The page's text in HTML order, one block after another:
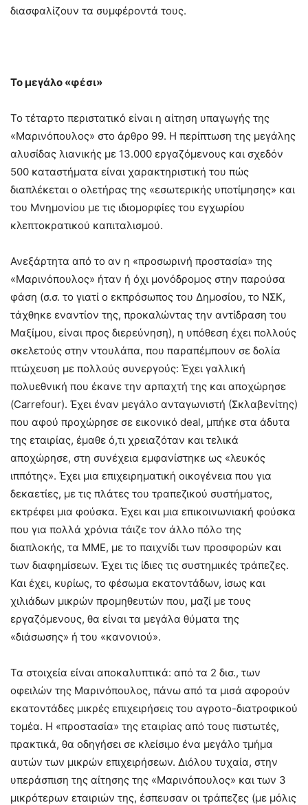
διασφαλίζουν τα συμφέροντά τους.
Το μεγάλο «φέσι»
Το τέταρτο περιστατικό είναι η αίτηση υπαγωγής της
«Μαρινόπουλος» στο άρθρο 99. Η περίπτωση της μεγάλης
αλυσίδας λιανικής με 13.000 εργαζόμενους και σχεδόν
500 καταστήματα είναι χαρακτηριστική του πώς
διαπλέκεται ο ολετήρας της «εσωτερικής υποτίμησης» και
του Μνημονίου με τις ιδιομορφίες του εγχωρίου
κλεπτοκρατικού καπιταλισμού.
Ανεξάρτητα από το αν η «προσωρινή προστασία» της
«Μαρινόπουλος» ήταν ή όχι μονόδρομος στην παρούσα
φάση (σ.σ. το γιατί ο εκπρόσωπος του Δημοσίου, το ΝΣΚ,
τάχθηκε εναντίον της, προκαλώντας την αντίδραση του
Μαξίμου, είναι προς διερεύνηση), η υπόθεση έχει πολλούς
σκελετούς στην ντουλάπα, που παραπέμπουν σε δολία
πτώχευση με πολλούς συνεργούς: Έχει γαλλική
πολυεθνική που έκανε την αρπαχτή της και αποχώρησε
(Carrefour). Έχει έναν μεγάλο ανταγωνιστή (Σκλαβενίτης)
που αφού προχώρησε σε εικονικό deal, μπήκε στα άδυτα
της εταιρίας, έμαθε ό,τι χρειαζόταν και τελικά
αποχώρησε, στη συνέχεια εμφανίστηκε ως «λευκός
ιππότης». Έχει μια επιχειρηματική οικογένεια που για
δεκαετίες, με τις πλάτες του τραπεζικού συστήματος,
εκτρέφει μια φούσκα. Έχει και μια επικοινωνιακή φούσκα
που για πολλά χρόνια τάιζε τον άλλο πόλο της
διαπλοκής, τα ΜΜΕ, με το παιχνίδι των προσφορών και
των διαφημίσεων. Έχει τις ίδιες τις συστημικές τράπεζες.
Και έχει, κυρίως, το φέσωμα εκατοντάδων, ίσως και
χιλιάδων μικρών προμηθευτών που, μαζί με τους
εργαζόμενους, θα είναι τα μεγάλα θύματα της
«διάσωσης» ή του «κανονιού».
Τα στοιχεία είναι αποκαλυπτικά: από τα 2 δισ., των
οφειλών της Μαρινόπουλος, πάνω από τα μισά αφορούν
εκατοντάδες μικρές επιχειρήσεις του αγροτο-διατροφικού
τομέα. Η «προστασία» της εταιρίας από τους πιστωτές,
πρακτικά, θα οδηγήσει σε κλείσιμο ένα μεγάλο τμήμα
αυτών των μικρών επιχειρήσεων. Διόλου τυχαία, στην
υπεράσπιση της αίτησης της «Μαρινόπουλος» και των 3
μικρότερων εταιριών της, έσπευσαν οι τράπεζες (με μόλις